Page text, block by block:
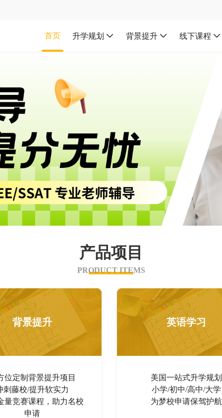
首页 升学规划 背景提升 线下课程
产品项目
PRODUCT ITEMS
背景提升
位定制背景提升项目
刺藤校/提升软实力
量竞赛课程，助力名校
申请
英语学习
美国一站式升学规划
小学/初中/高中/大学
为梦校申请保驾护航